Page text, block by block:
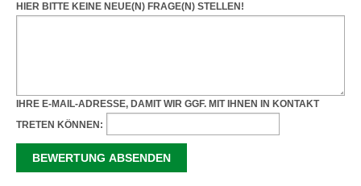
HIER BITTE KEINE NEUE(N) FRAGE(N) STELLEN!
IHRE E-MAIL-ADRESSE, DAMIT WIR GGF. MIT IHNEN IN KONTAKT
TRETEN KÖNNEN: